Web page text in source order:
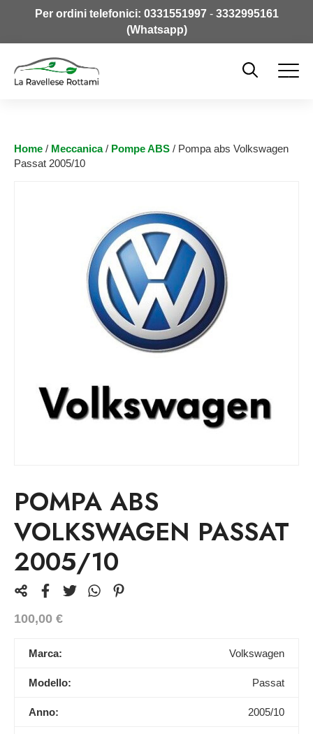
Per ordini telefonici: 0331551997- 3332995161
(Whatsapp)
Home / Meccanica/ Pompe ABS / Pompa abs Volkswagen
Passat 2005/10
POMPA ABS
VOLKSWAGEN PASSAT
2005/10
100,00 €
Marca: Volkswagen
Modello: Passat
Anno: 2005/10